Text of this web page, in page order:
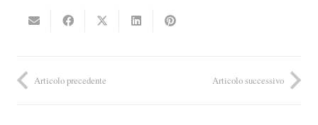
Articolo precedente Articolo successivo